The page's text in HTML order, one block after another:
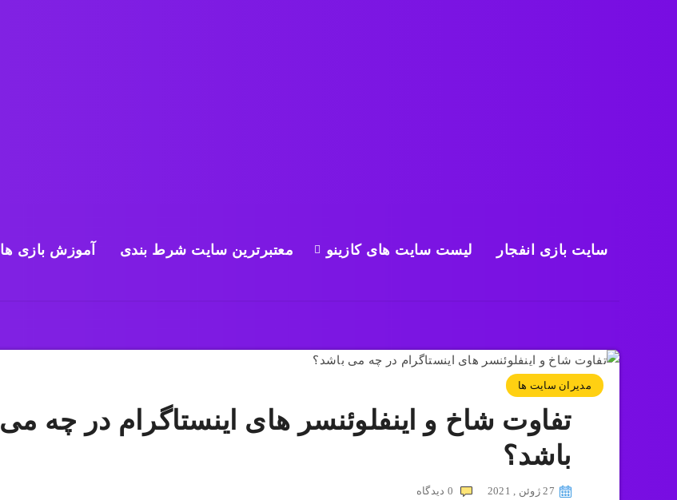
سایت بازی انفجار لیست سایت های کازینو معتبرترین سایت شرط بندی آموزش بازی ها
مدیران سایت ها
تفاوت شاخ و اینفلوئنسر های اینستاگرام در چه می
باشد؟
27 ژوئن , 2021 0 دیدگاه